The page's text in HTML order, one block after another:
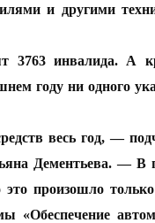
и другими
3763 инвалида. А
году ни одного
весь год, —
Дементьева. —
это произошло
«Обеспечение